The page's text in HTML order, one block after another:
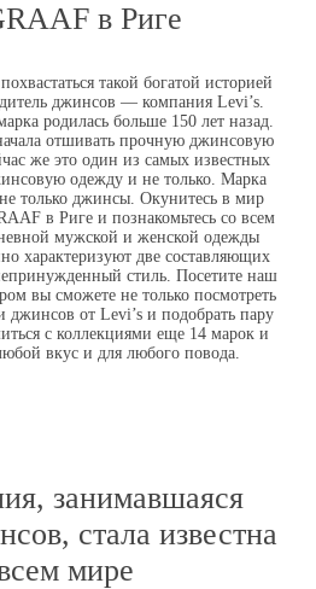
в Риге
такой богатой историей
джинсов — компания Levi’s.
родилась больше 150 лет назад.
отшивать прочную джинсовую
же это один из самых известных
одежду и не только. Марка
только джинсы. Окунитесь в мир
в Риге и познакомьтесь со всем
мужской и женской одежды
характеризуют две составляющих
стиль. Посетите наш
вы сможете не только посмотреть
джинсов от Levi’s и подобрать пару
с коллекциями еще 14 марок и
вкус и для любого повода.
занимавшаяся
стала известна
мире